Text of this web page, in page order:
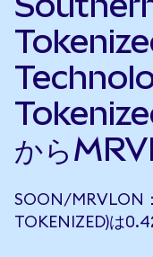
から
SOON/MRVLON
TOKENIZED)は